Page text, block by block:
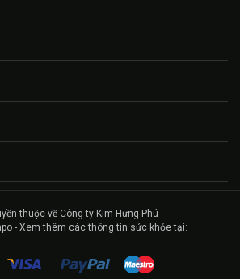
thuộc về Công ty Kim Hưng Phú
- Xem thêm các thông tin sức khỏe tại: